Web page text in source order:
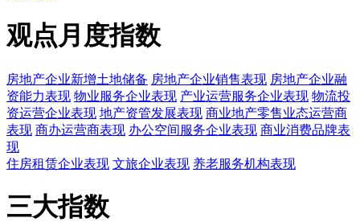
观点月度指数
房地产企业新增土地储备 房地产企业销售表现 房地产企业融
资能力表现 物业服务企业表现 产业运营服务企业表现 物流投
资运营企业表现 地产资管发展表现 商业地产零售业态运营商
表现 商办运营商表现 办公空间服务企业表现 商业消费品牌表
现
住房租赁企业表现 文旅企业表现 养老服务机构表现
三大指数